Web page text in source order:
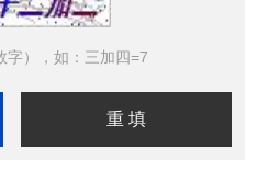
字），如：三加四=7